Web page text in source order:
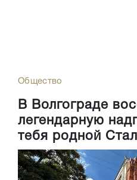
Общество
В Волгограде
легендарную
тебя родной